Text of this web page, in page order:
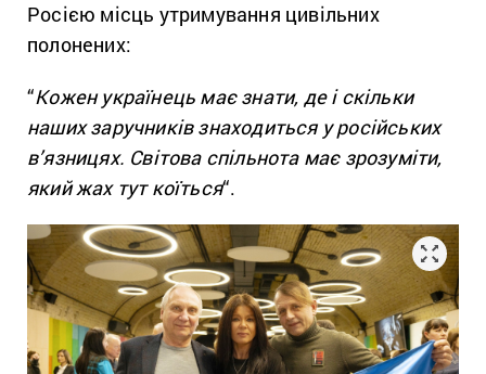
Росією місць утримування цивільних
полонених:
“Кожен українець має знати, де і скільки
наших заручників знаходиться у російських
в’язницях. Світова спільнота має зрозуміти,
який жах тут коїться“.